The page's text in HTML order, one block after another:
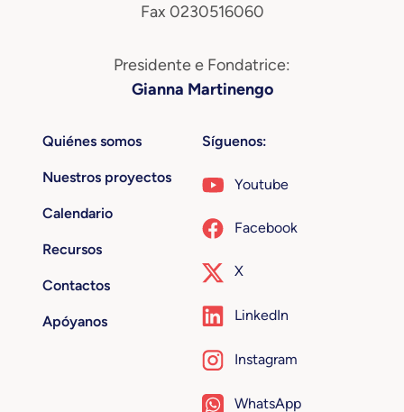
Fax 0230516060
Presidente e Fondatrice:
Gianna Martinengo
Quiénes somos
Nuestros proyectos
Calendario
Recursos
Contactos
Apóyanos
Síguenos:
Youtube
Facebook
X
LinkedIn
Instagram
WhatsApp